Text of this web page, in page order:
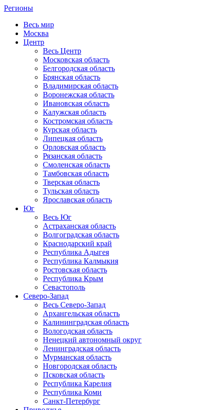
Регионы
Весь мир
Москва
Центр
Весь Центр
Московская область
Белгородская область
Брянская область
Владимирская область
Воронежская область
Ивановская область
Калужская область
Костромская область
Курская область
Липецкая область
Орловская область
Рязанская область
Смоленская область
Тамбовская область
Тверская область
Тульская область
Ярославская область
Юг
Весь Юг
Астраханская область
Волгоградская область
Краснодарский край
Республика Адыгея
Республика Калмыкия
Ростовская область
Республика Крым
Севастополь
Северо-Запад
Весь Северо-Запад
Архангельская область
Калининградская область
Вологодская область
Ненецкий автономный округ
Ленинградская область
Мурманская область
Новгородская область
Псковская область
Республика Карелия
Республика Коми
Санкт-Петербург